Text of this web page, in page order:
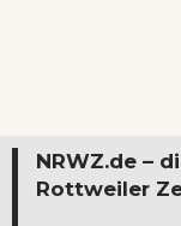
NRWZ.de –
Rottweiler